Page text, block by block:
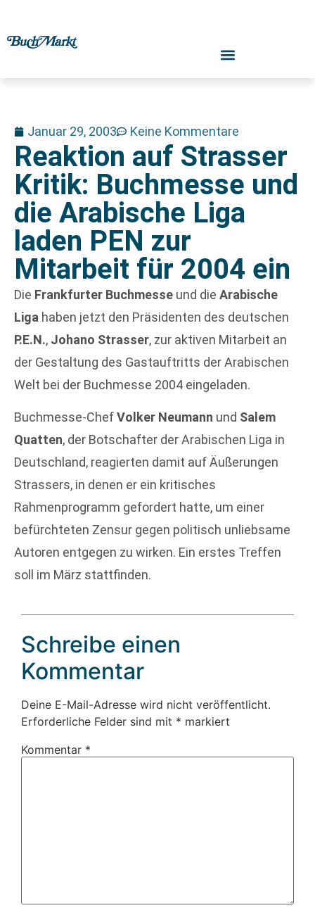
Januar 29, 2003 Keine Kommentare
Reaktion auf Strasser
Kritik: Buchmesse und
die Arabische Liga
laden PEN zur
Mitarbeit für 2004 ein
Die Frankfurter Buchmesse und die Arabische
Liga haben jetzt den Präsidenten des deutschen
P.E.N., Johano Strasser, zur aktiven Mitarbeit an
der Gestaltung des Gastauftritts der Arabischen
Welt bei der Buchmesse 2004 eingeladen.
Buchmesse-ChefVolker Neumann und Salem
Quatten, der Botschafter der Arabischen Liga in
Deutschland, reagierten damit auf Äußerungen
Strassers, in denen er ein kritisches
Rahmenprogramm gefordert hatte, um einer
befürchteten Zensur gegen politisch unliebsame
Autoren entgegen zu wirken. Ein erstes Treffen
soll im März stattfinden.
Schreibe einen
Kommentar
Deine E-Mail-Adresse wird nicht veröffentlicht.
Erforderliche Felder sind mit * markiert
Kommentar *